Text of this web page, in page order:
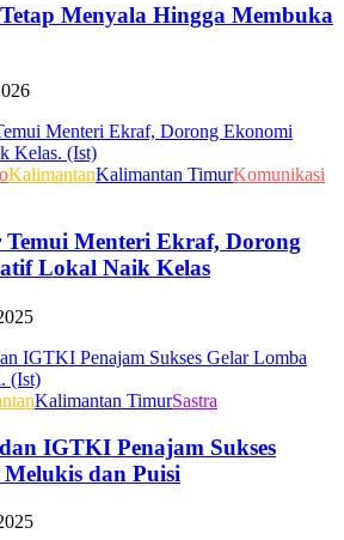
Menyala Hingga Membuka
KalimantanKalimantan TimurKomunikasi
Menteri Ekraf, Dorong
Lokal Naik Kelas
Kalimantan TimurSastra
IGTKI Penajam Sukses
dan Puisi